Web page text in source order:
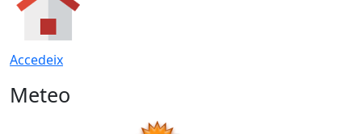
Accedeix
Meteo